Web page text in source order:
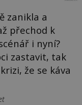
zanikla a
přechod k
i nyní?
zastavit, tak
že se káva